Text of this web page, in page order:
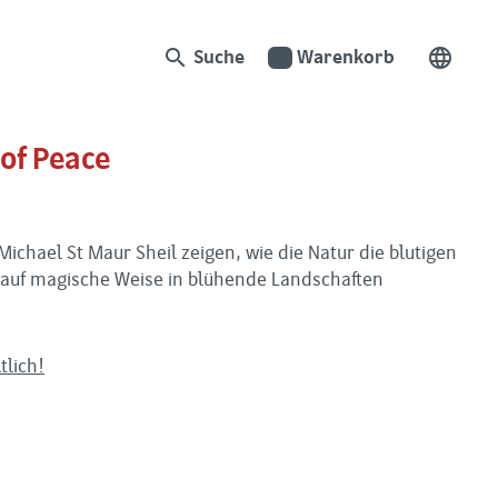
search Suche Warenkorb language
Peace
St Maur Sheil zeigen, wie die Natur die blutigen
magische Weise in blühende Landschaften